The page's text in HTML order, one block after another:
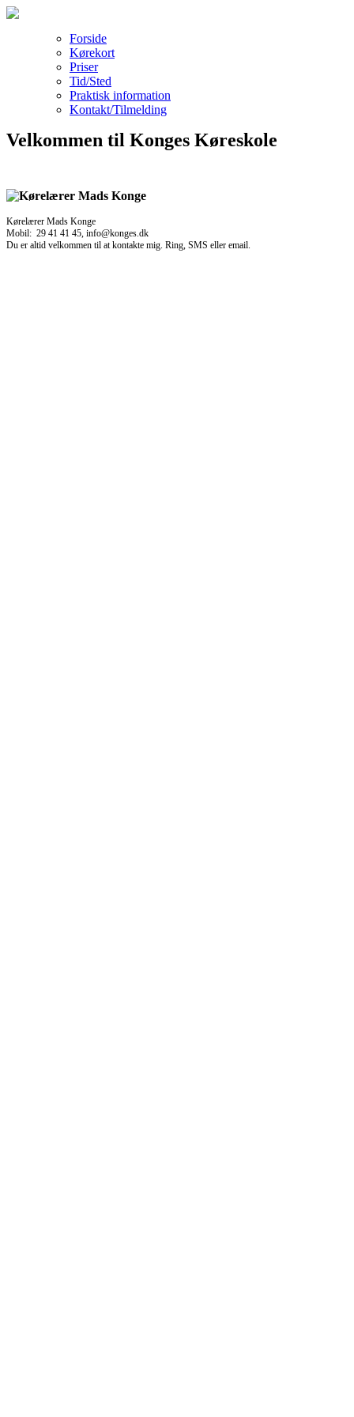
Forside
Kørekort
Priser
Tid/Sted
Praktisk information
Kontakt/Tilmelding
Velkommen til Konges Køreskole
Kørelærer Mads Konge
Mobil: 29 41 41 45, info@konges.dk
Du er altid velkommen til at kontakte mig. Ring, SMS eller email.